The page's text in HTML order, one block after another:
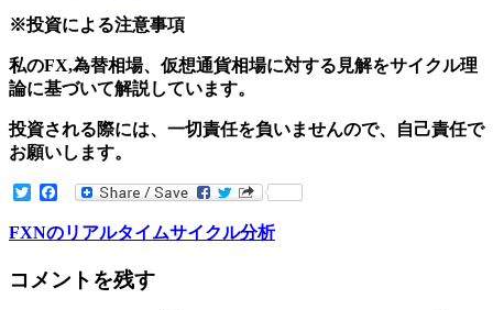
※投資による注意事項
私のFX,為替相場、仮想通貨相場に対する見解をサイクル理
論に基づいて解説しています。
投資される際には、一切責任を負いませんので、自己責任で
お願いします。
TwitterFacebook
FXNのリアルタイムサイクル分析
コメントを残す